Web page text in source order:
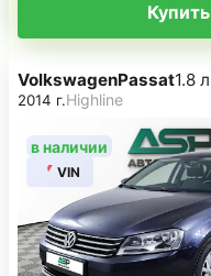
в наличии
VIN
VolkswagenPassat1.8
2014 г.Highline